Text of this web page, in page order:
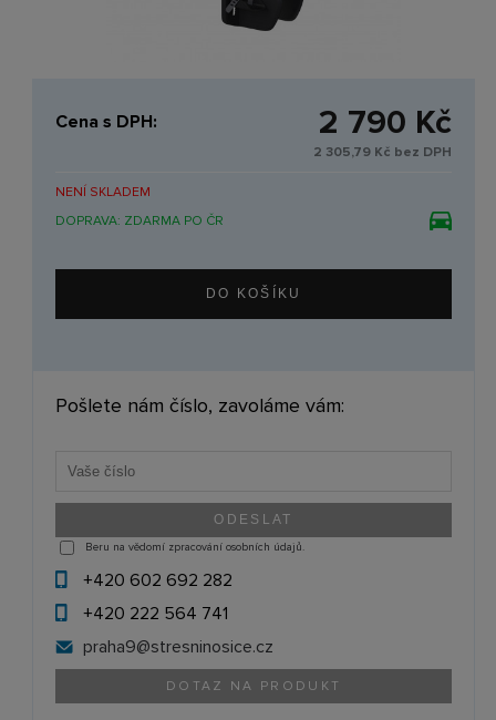
Cena s DPH: 2 790 Kč
2 305,79 Kč bez DPH
NENÍ SKLADEM
DOPRAVA: ZDARMA PO ČR
Pošlete nám číslo, zavoláme vám:
Beru na vědomí zpracování osobních údajů.
+420 602 692 282
+420 222 564 741
praha9@stresninosice.cz
DOTAZ NA PRODUKT